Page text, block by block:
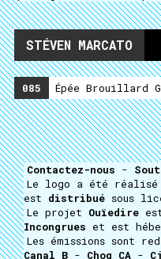
STÉVEN MARCATO
085 Épée Brouillard
Contactez-nous -
Le logo a été réalisé
est distribué sous
Le projet Ouïedire
Incongrues et est
Les émissions sont
Canal B - Choq CA -